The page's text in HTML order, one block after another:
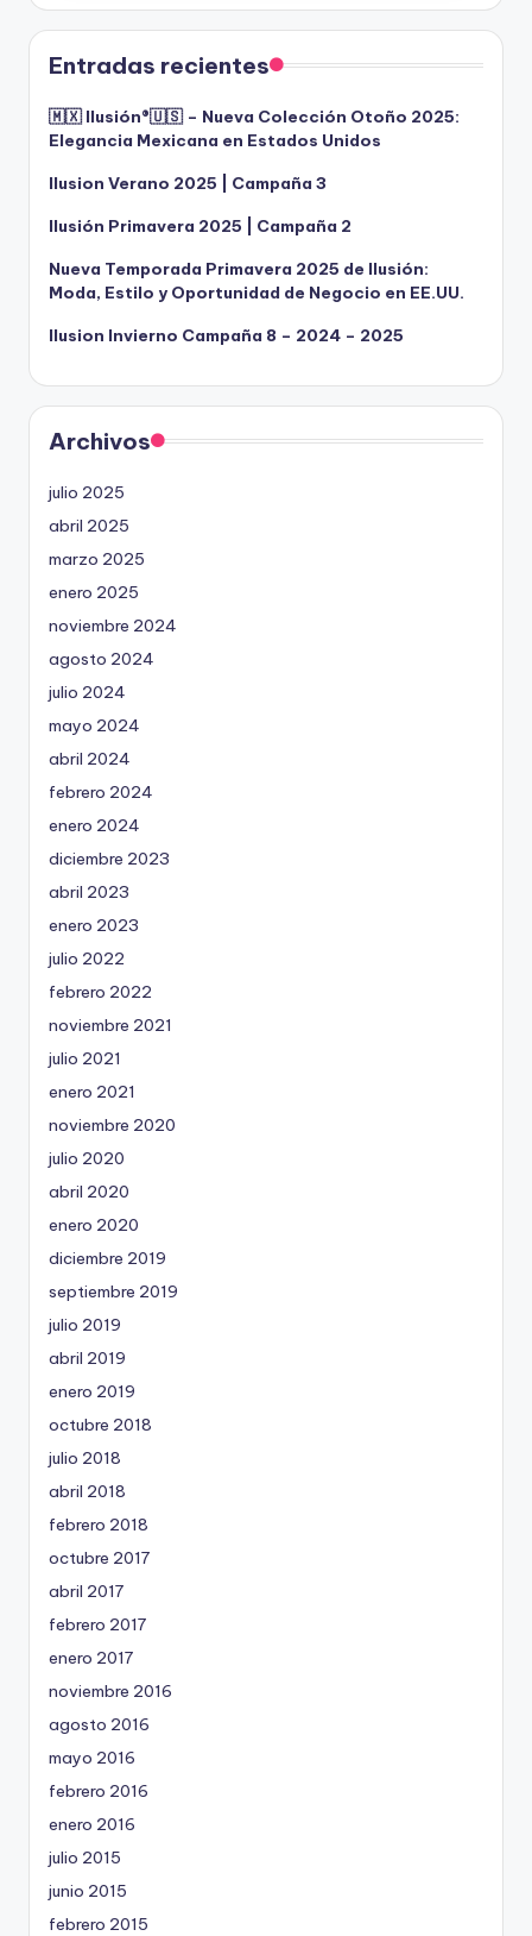
Entradas recientes
🇲🇽 Ilusión®️🇺🇸 – Nueva Colección Otoño 2025:
Elegancia Mexicana en Estados Unidos
Ilusion Verano 2025 | Campaña 3
Ilusión Primavera 2025 | Campaña 2
Nueva Temporada Primavera 2025 de Ilusión:
Moda, Estilo y Oportunidad de Negocio en EE.UU.
Ilusion Invierno Campaña 8 – 2024 – 2025
Archivos
julio 2025
abril 2025
marzo 2025
enero 2025
noviembre 2024
agosto 2024
julio 2024
mayo 2024
abril 2024
febrero 2024
enero 2024
diciembre 2023
abril 2023
enero 2023
julio 2022
febrero 2022
noviembre 2021
julio 2021
enero 2021
noviembre 2020
julio 2020
abril 2020
enero 2020
diciembre 2019
septiembre 2019
julio 2019
abril 2019
enero 2019
octubre 2018
julio 2018
abril 2018
febrero 2018
octubre 2017
abril 2017
febrero 2017
enero 2017
noviembre 2016
agosto 2016
mayo 2016
febrero 2016
enero 2016
julio 2015
junio 2015
febrero 2015